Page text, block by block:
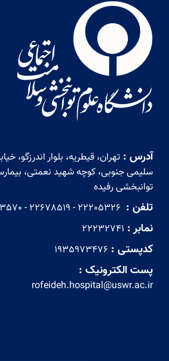
آدرس : تهران، قیطریه، بلوار اندرزگو،
سلیمی جنوبی، کوچه شهید نعمتی،
توانبخشی رفیده
تلفن :
نمابر : 22232741
کدپستی : 1935973476
پست الکترونیک :
rofeideh.hospital@uswr.ac.ir